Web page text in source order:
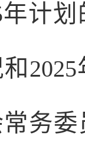
计
务